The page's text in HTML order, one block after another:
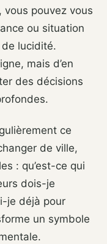
vous pouvez vous
ou situation
de lucidité.
mais d’en
des décisions
ce
de ville,
: qu’est-ce qui
dois-je
je déjà pour
un symbole